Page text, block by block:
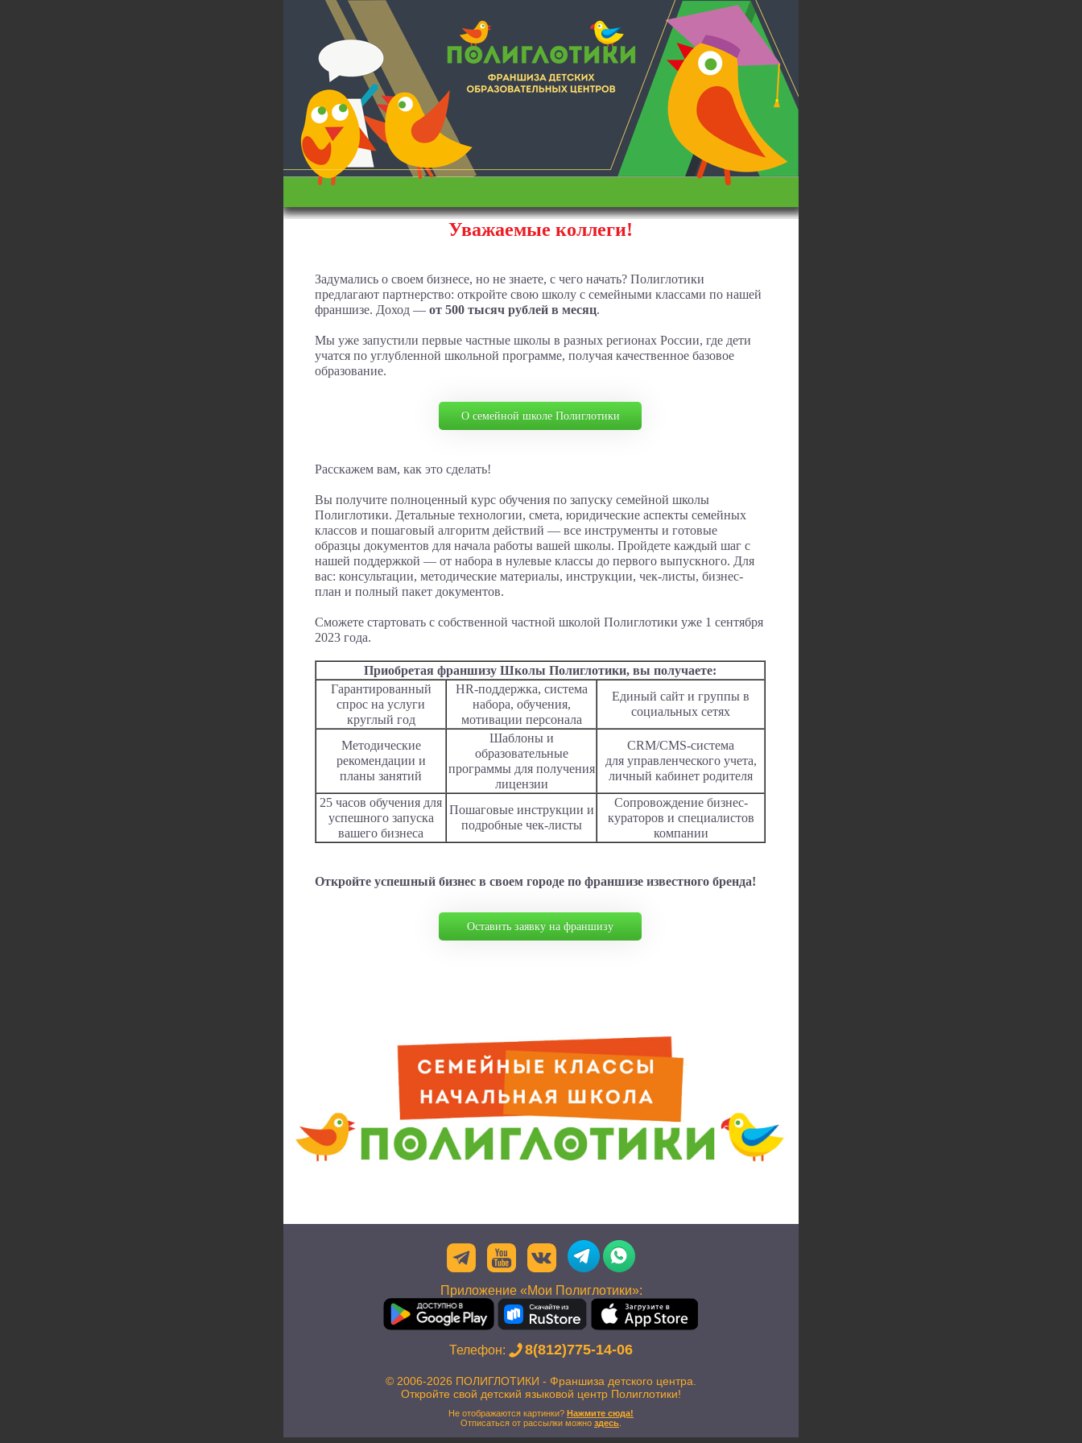
Уважаемые коллеги!
Задумались о своем бизнесе, но не знаете, с чего начать? Полиглотики
предлагают партнерство: откройте свою школу с семейными классами по нашей
франшизе. Доход — от 500 тысяч рублей в месяц.
Мы уже запустили первые частные школы в разных регионах России, где дети
учатся по углубленной школьной программе, получая качественное базовое
образование.
О семейной школе Полиглотики
Расскажем вам, как это сделать!
Вы получите полноценный курс обучения по запуску семейной школы
Полиглотики. Детальные технологии, смета, юридические аспекты семейных
классов и пошаговый алгоритм действий — все инструменты и готовые
образцы документов для начала работы вашей школы. Пройдете каждый шаг с
нашей поддержкой — от набора в нулевые классы до первого выпускного. Для
вас: консультации, методические материалы, инструкции, чек-листы, бизнес-
план и полный пакет документов.
Сможете стартовать с собственной частной школой Полиглотики уже 1 сентября
2023 года.
Приобретая франшизу Школы Полиглотики, вы получаете:
Гарантированный
спрос на услуги
круглый год
HR-поддержка, система
набора, обучения,
мотивации персонала
Единый сайт и группы в
социальных сетях
Методические
рекомендации и
планы занятий
Шаблоны и
образовательные
программы для получения
лицензии
CRM/CMS-система
для управленческого учета,
личный кабинет родителя
25 часов обучения для
успешного запуска
вашего бизнеса
Пошаговые инструкции и
подробные чек-листы
Сопровождение бизнес-
кураторов и специалистов
компании
Откройте успешный бизнес в своем городе по франшизе известного бренда!
Оставить заявку на франшизу
Приложение «Мои Полиглотики»:
Телефон: 8(812)775-14-06
© 2006-2026 ПОЛИГЛОТИКИ - Франшиза детского центра.
Откройте свой детский языковой центр Полиглотики!
Не отображаются картинки? Нажмите сюда!
Отписаться от рассылки можно здесь